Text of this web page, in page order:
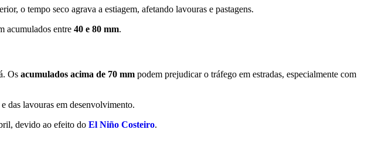
o tempo seco agrava a estiagem, afetando lavouras e pastagens.
acumulados entre 40 e 80 mm.
Os acumulados acima de 70 mm podem prejudicar o tráfego em estradas, especialmente com
das lavouras em desenvolvimento.
devido ao efeito do El Niño Costeiro.